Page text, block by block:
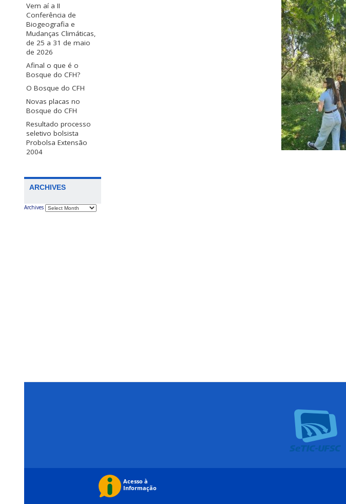
Vem aí a II
Conferência de
Biogeografia e
Mudanças Climáticas,
de 25 a 31 de maio
de 2026
Afinal o que é o
Bosque do CFH?
O Bosque do CFH
Novas placas no
Bosque do CFH
Resultado processo
seletivo bolsista
Probolsa Extensão
2004
ARCHIVES
Archives